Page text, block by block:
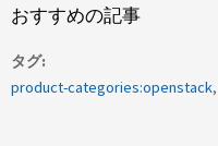
おすすめの記事
タグ
product-categories:openstack